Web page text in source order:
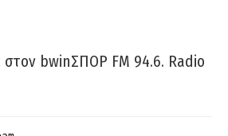
στον bwinΣΠΟΡ FM 94.6. Radio